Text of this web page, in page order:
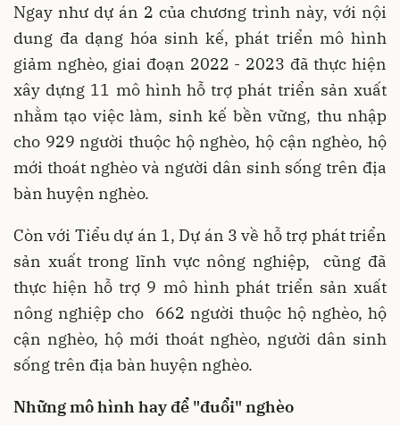
Ngay như dự án 2 của chương trình này, với nội
dung đa dạng hóa sinh kế, phát triển mô hình
giảm nghèo, giai đoạn 2022 - 2023 đã thực hiện
xây dựng 11 mô hình hỗ trợ phát triển sản xuất
nhằm tạo việc làm, sinh kế bền vững, thu nhập
cho 929 người thuộc hộ nghèo, hộ cận nghèo, hộ
mới thoát nghèo và người dân sinh sống trên địa
bàn huyện nghèo.
Còn với Tiểu dự án 1, Dự án 3 về hỗ trợ phát triển
sản xuất trong lĩnh vực nông nghiệp, cũng đã
thực hiện hỗ trợ 9 mô hình phát triển sản xuất
nông nghiệp cho 662 người thuộc hộ nghèo, hộ
cận nghèo, hộ mới thoát nghèo, người dân sinh
sống trên địa bàn huyện nghèo.
Những mô hình hay để "đuổi" nghèo